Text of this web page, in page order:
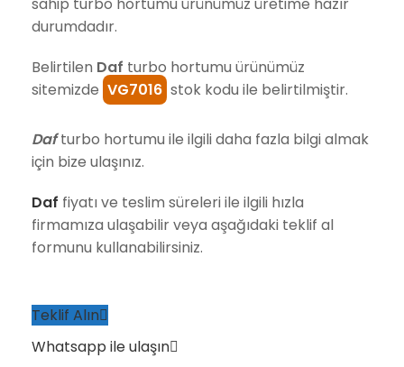
durumdadır.
Belirtilen Daf turbo hortumu ürünümüz
sitemizde VG7016 stok kodu ile belirtilmiştir.
Dafturbo hortumu ile ilgili daha fazla bilgi almak
için bize ulaşınız.
Daf fiyatı ve teslim süreleri ile ilgili hızla
firmamıza ulaşabilir veya aşağıdaki teklif al
formunu kullanabilirsiniz.
Teklif Alın
Whatsapp ile ulaşın